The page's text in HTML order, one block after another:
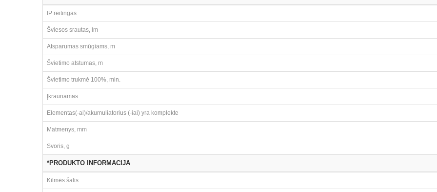
IP reitingas
Šviesos srautas, lm
Atsparumas smūgiams, m
Švietimo atstumas, m
Švietimo trukmė 100%, min.
Įkraunamas
Elementas(-ai)/akumuliatorius (-iai) yra komplekte
Matmenys, mm
Svoris, g
*PRODUKTO INFORMACIJA
Kilmės šalis